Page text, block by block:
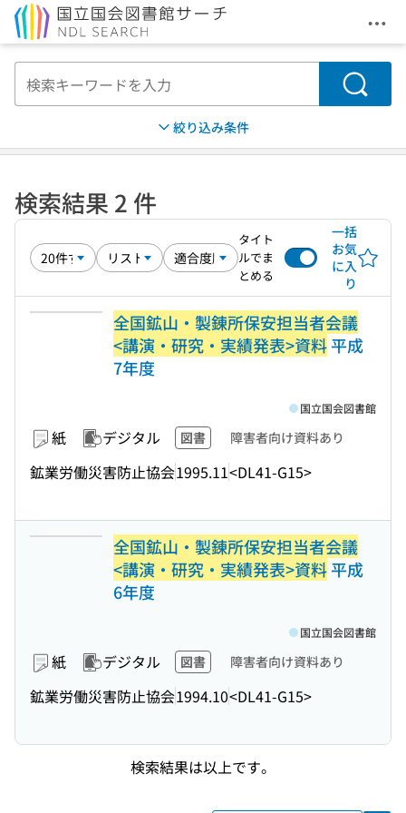
メ
検索
絞り込み条件
検索結果 2 件
タイト
ルでま
とめる
一括
お気
に入
り
全国鉱山・製錬所保安担当者会議
<講演・研究・実績発表>資料平成
7年度
紙 デジタル 図書 障害者向け資料あり
鉱業労働災害防止協会1995.11<DL41-G15>
国立国会図書館
全国鉱山・製錬所保安担当者会議
<講演・研究・実績発表>資料平成
6年度
紙 デジタル 図書 障害者向け資料あり
鉱業労働災害防止協会1994.10<DL41-G15>
国立国会図書館
検索結果は以上です。